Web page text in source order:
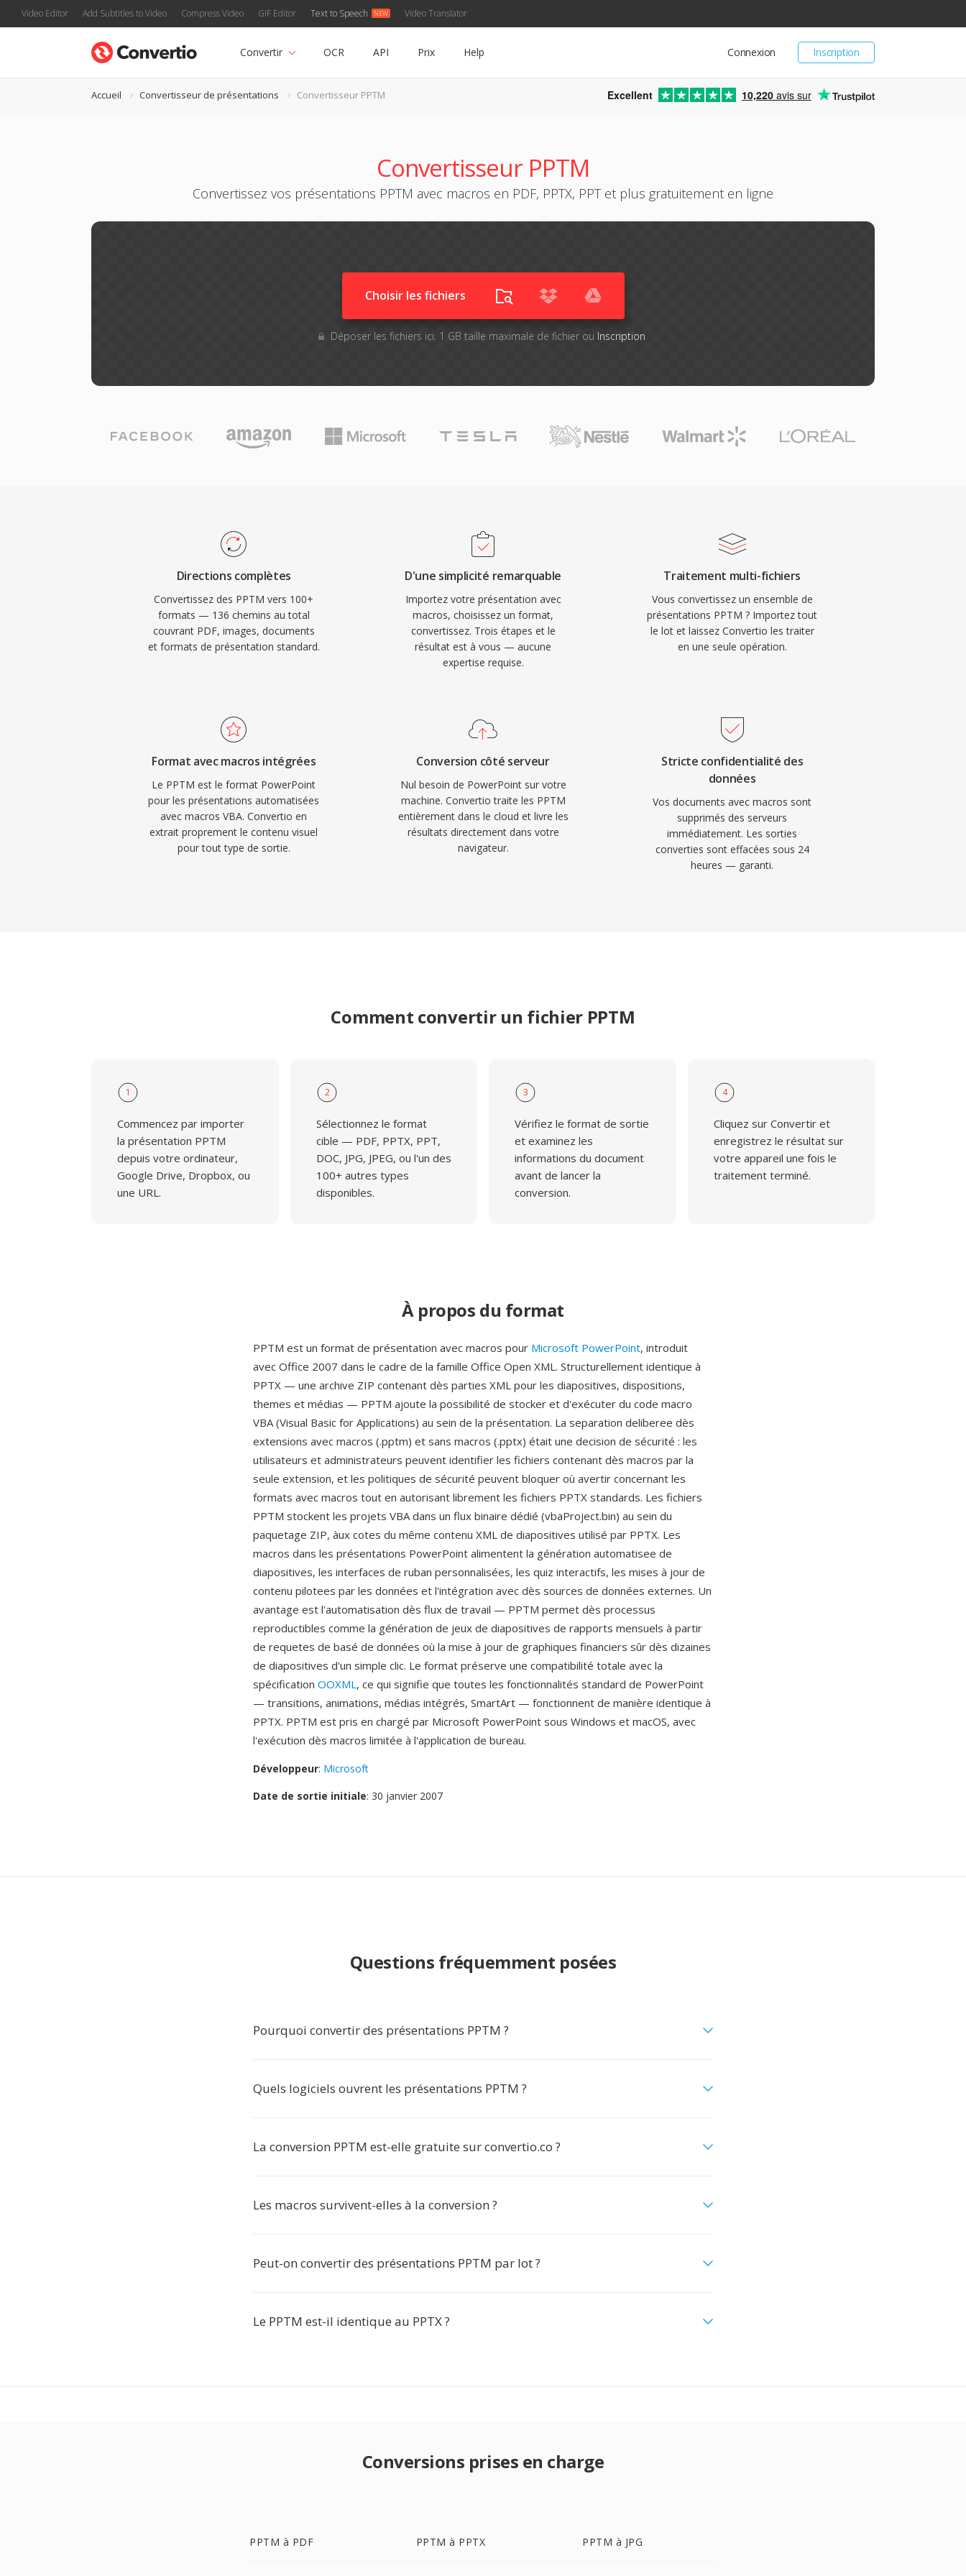
Video Editor Add Subtitles to Video Compress Video GIF Editor Text to Speech Video Translator
Inscription
Connexion
Convertir OCR API Prix Help
Accueil Convertisseur de présentations Convertisseur PPTM Excellent 10,220 avis sur
Convertisseur PPTM
Convertissez vos présentations PPTM avec macros en PDF, PPTX, PPT et plus gratuitement en ligne
Choisir les fichiers
Déposer les fichiers ici. 1 GB taille maximale de fichier ou Inscription
Directions complètes
Convertissez des PPTM vers 100+
formats — 136 chemins au total
couvrant PDF, images, documents
et formats de présentation standard.
D'une simplicité remarquable
Importez votre présentation avec
macros, choisissez un format,
convertissez. Trois étapes et le
résultat est à vous — aucune
expertise requise.
Traitement multi-fichiers
Vous convertissez un ensemble de
présentations PPTM ? Importez tout
le lot et laissez Convertio les traiter
en une seule opération.
Format avec macros intégrées
Le PPTM est le format PowerPoint
pour les présentations automatisées
avec macros VBA. Convertio en
extrait proprement le contenu visuel
pour tout type de sortie.
Conversion côté serveur
Nul besoin de PowerPoint sur votre
machine. Convertio traite les PPTM
entièrement dans le cloud et livre les
résultats directement dans votre
navigateur.
Stricte confidentialité des
données
Vos documents avec macros sont
supprimés des serveurs
immédiatement. Les sorties
converties sont effacées sous 24
heures — garanti.
Comment convertir un fichier PPTM
1
Commencez par importer
la présentation PPTM
depuis votre ordinateur,
Google Drive, Dropbox, ou
une URL.
2
Sélectionnez le format
cible — PDF, PPTX, PPT,
DOC, JPG, JPEG, ou l'un des
100+ autres types
disponibles.
3
Vérifiez le format de sortie
et examinez les
informations du document
avant de lancer la
conversion.
4
Cliquez sur Convertir et
enregistrez le résultat sur
votre appareil une fois le
traitement terminé.
À propos du format
PPTM est un format de présentation avec macros pour Microsoft PowerPoint, introduit
avec Office 2007 dans le cadre de la famille Office Open XML. Structurellement identique à
PPTX — une archive ZIP contenant dès parties XML pour les diapositives, dispositions,
themes et médias — PPTM ajoute la possibilité de stocker et d'exécuter du code macro
VBA (Visual Basic for Applications) au sein de la présentation. La separation deliberee dès
extensions avec macros (.pptm) et sans macros (.pptx) était une decision de sécurité : les
utilisateurs et administrateurs peuvent identifier les fichiers contenant dès macros par la
seule extension, et les politiques de sécurité peuvent bloquer où avertir concernant les
formats avec macros tout en autorisant librement les fichiers PPTX standards. Les fichiers
PPTM stockent les projets VBA dans un flux binaire dédié (vbaProject.bin) au sein du
paquetage ZIP, àux cotes du même contenu XML de diapositives utilisé par PPTX. Les
macros dans les présentations PowerPoint alimentent la génération automatisee de
diapositives, les interfaces de ruban personnalisées, les quiz interactifs, les mises à jour de
contenu pilotees par les données et l'intégration avec dès sources de données externes. Un
avantage est l'automatisation dès flux de travail — PPTM permet dès processus
reproductibles comme la génération de jeux de diapositives de rapports mensuels à partir
de requetes de basé de données où la mise à jour de graphiques financiers sûr dès dizaines
de diapositives d'un simple clic. Le format préserve une compatibilité totale avec la
spécification OOXML, ce qui signifie que toutes les fonctionnalités standard de PowerPoint
— transitions, animations, médias intégrés, SmartArt — fonctionnent de manière identique à
PPTX. PPTM est pris en chargé par Microsoft PowerPoint sous Windows et macOS, avec
l'exécution dès macros limitée à l'application de bureau.
Développeur: Microsoft
Date de sortie initiale: 30 janvier 2007
Questions fréquemment posées
Pourquoi convertir des présentations PPTM ?
Quels logiciels ouvrent les présentations PPTM ?
La conversion PPTM est-elle gratuite sur convertio.co ?
Les macros survivent-elles à la conversion ?
Peut-on convertir des présentations PPTM par lot ?
Le PPTM est-il identique au PPTX ?
Conversions prises en charge
PPTM à PDF PPTM à PPTX PPTM à JPG